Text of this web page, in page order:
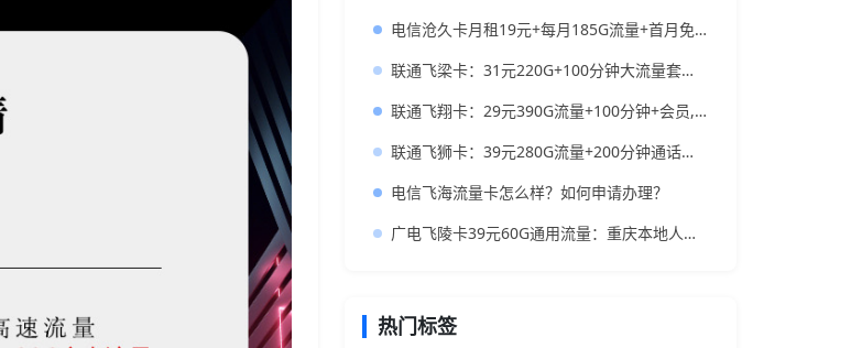
电信沧久卡月租19元+每月185G流量+首月免租+首充送话费+长期套餐
联通飞梁卡：31元220G+100分钟大流量套餐，低月租正规流量卡推荐
联通飞翔卡：29元390G流量+100分钟+会员,首月0元370G上车
联通飞狮卡：39元280G流量+200分钟通话，还带一年会员
电信飞海流量卡怎么样？如何申请办理？
广电飞陵卡39元60G通用流量：重庆本地人的高性价比大流量卡推荐
热门标签